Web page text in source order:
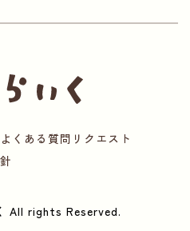
よくある質問 リクエスト
All rights Reserved.